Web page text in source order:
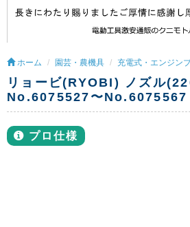
ホーム 園芸・農機具 充電式・エンジン
リョービ(RYOBI) ノズル
No.6075527〜No.6075567
プロ仕様